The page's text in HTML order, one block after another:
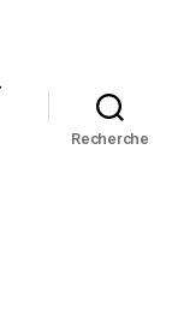
Recherche